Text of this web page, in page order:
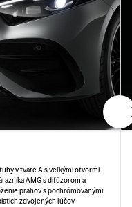
v tvare A s veľkými otvormi
AMG s difúzorom a
prahov s pochrómovanými
zdvojených lúčov